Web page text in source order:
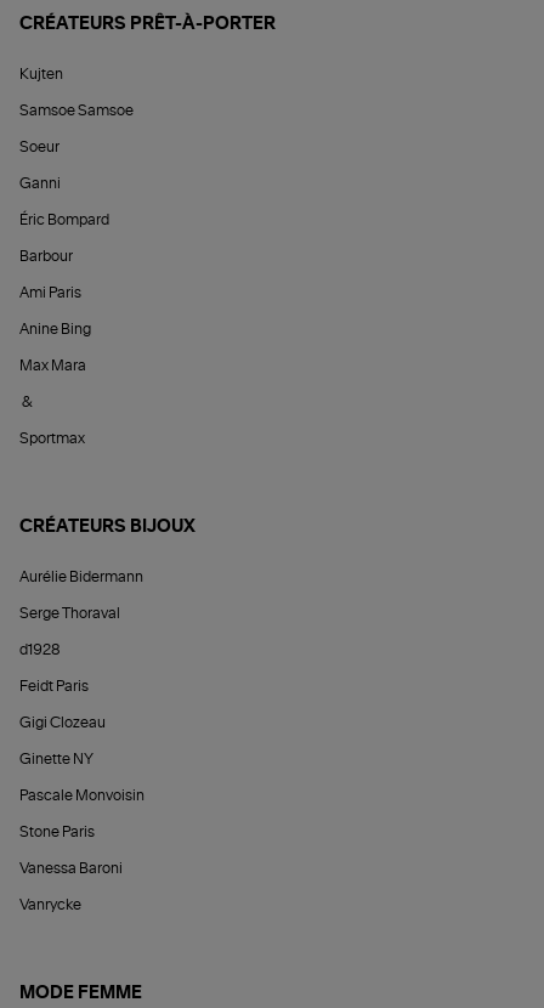
CRÉATEURS PRÊT-À-PORTER
Kujten
Samsoe Samsoe
Soeur
Ganni
Éric Bompard
Barbour
Ami Paris
Anine Bing
Max Mara
&
Sportmax
CRÉATEURS BIJOUX
Aurélie Bidermann
Serge Thoraval
d1928
Feidt Paris
Gigi Clozeau
Ginette NY
Pascale Monvoisin
Stone Paris
Vanessa Baroni
Vanrycke
MODE FEMME